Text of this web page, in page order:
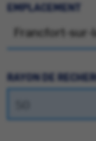
EMPLACEMENT
RAYON DE